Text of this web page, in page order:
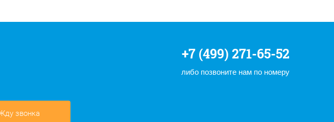
+7 (499) 271-65-52
либо позвоните нам по номеру
звонка